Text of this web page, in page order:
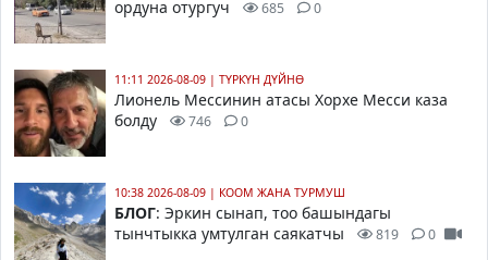
ордуна отургуч
685 0
11:11 2026-08-09 | ТҮРКҮН ДҮЙНӨ
Лионель Мессинин атасы Хорхе Месси каза
болду
746 0
10:38 2026-08-09 | КООМ ЖАНА ТУРМУШ
БЛОГ: Эркин сынап, тоо башындагы
тынчтыкка умтулган саякатчы
819 0